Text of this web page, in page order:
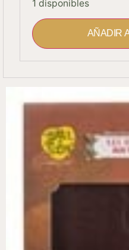
1 disponibles
AÑADIR